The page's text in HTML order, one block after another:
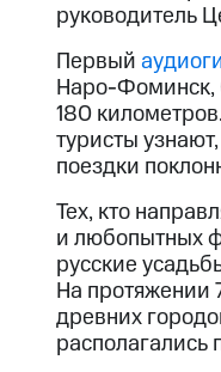
руководитель
Первый
Наро-Фоминск,
180
туристы
поездки
Тех, кто
и любопытных
русские
На протяжении
древних
располагались